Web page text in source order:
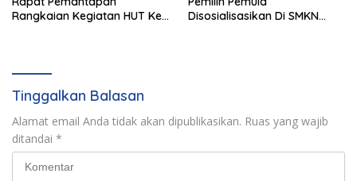
Rangkaian Kegiatan HUT Ke-
Disosialisasikan Di SMKN
Tinggalkan Balasan
Alamat email Anda tidak akan dipublikasikan. Ruas yang wajib
ditandai *